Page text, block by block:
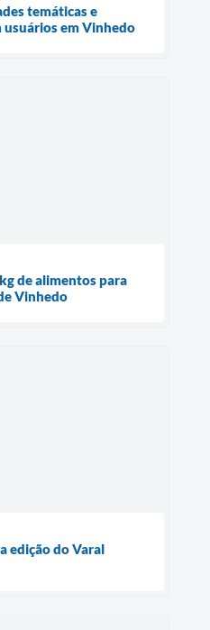
temáticas e
em Vinhedo
de alimentos para
Vinhedo
edição do Varal